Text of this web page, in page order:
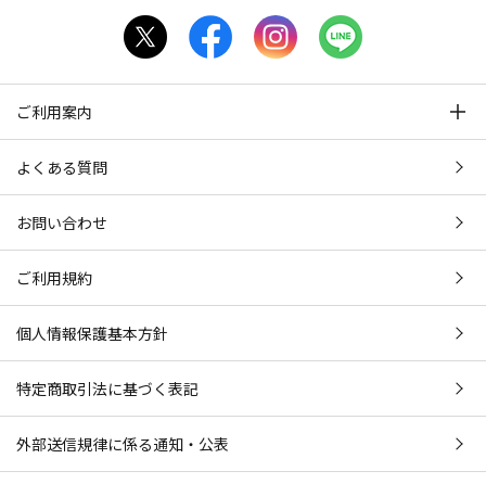
ご利用案内
よくある質問
お問い合わせ
ご利用規約
個人情報保護基本方針
特定商取引法に基づく表記
外部送信規律に係る通知・公表